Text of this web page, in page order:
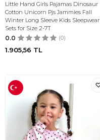
Little Hand Girls Pajamas Dinosaur
Cotton Unicorn Pjs Jammies Fall
Winter Long Sleeve Kids Sleepwear
Sets for Size 2-7T
0.0 (0)
1.905,56 TL